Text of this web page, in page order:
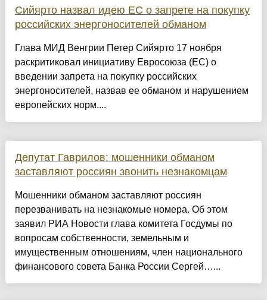
Сийярто назвал идею ЕС о запрете на покупку
российских энергоносителей обманом
Глава МИД Венгрии Петер Сийярто 17 ноября
раскритиковал инициативу Евросоюза (ЕС) о
введении запрета на покупку российских
энергоносителей, назвав ее обманом и нарушением
европейских норм....
Депутат Гаврилов: мошенники обманом
заставляют россиян звонить незнакомцам
Мошенники обманом заставляют россиян
перезванивать на незнакомые номера. Об этом
заявил РИА Новости глава комитета Госдумы по
вопросам собственности, земельным и
имущественным отношениям, член национального
финансового совета Банка России Сергей…...